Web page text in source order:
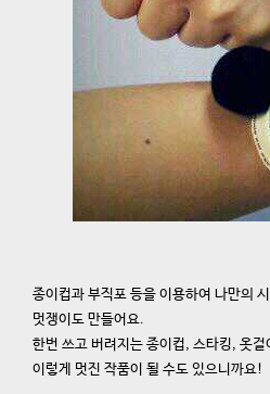
종이컵과 부직포 등을 이용하여 나만의
멋쟁이도 만들어요.
한번 쓰고 버려지는 종이컵, 스타킹, 옷
이렇게 멋진 작품이 될 수도 있으니까요!